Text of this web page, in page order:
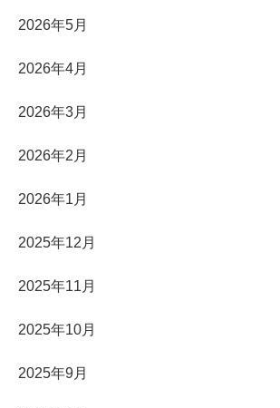
2026年5月
2026年4月
2026年3月
2026年2月
2026年1月
2025年12月
2025年11月
2025年10月
2025年9月